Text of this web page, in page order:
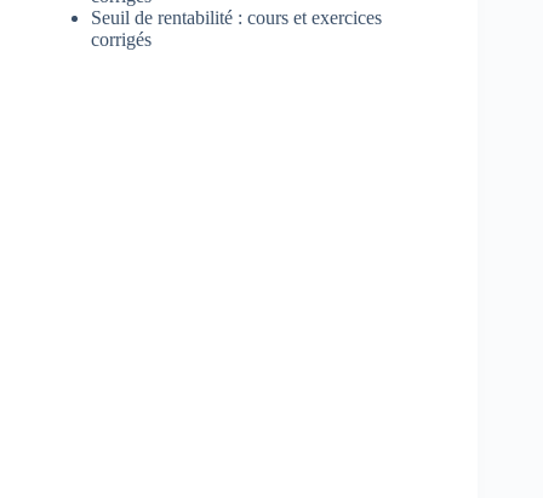
Seuil de rentabilité : cours et exercices
corrigés